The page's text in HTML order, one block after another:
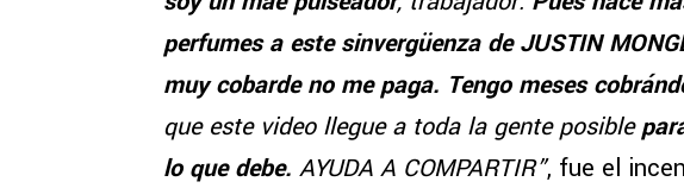
perfumes a este sinvergüenza de JUSTIN
muy cobarde no me paga. Tengo meses
que este video llegue a toda la gente posible
lo que debe. AYUDA A COMPARTIR”, fue el